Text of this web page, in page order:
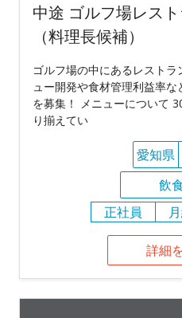
中途 ゴルフ場レス
（料理長候補）
ゴルフ場の中にあるレスト
ュー開発や食材管理利益率
を募集！ メニューについて
り揃えてい
愛知県
飲
正社員
詳細